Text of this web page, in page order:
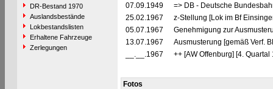
DR-Bestand 1970
Auslandsbestände
Lokbestandslisten
Erhaltene Fahrzeuge
Zerlegungen
07.09.1949
=> DB - Deutsche
25.02.1967
z-Stellung [Lok im Bf
05.07.1967
Genehmigung zur
13.07.1967
Ausmusterung [gemäß Verf.
__.__.1967
++ [AW Offenburg] [4.
Fotos